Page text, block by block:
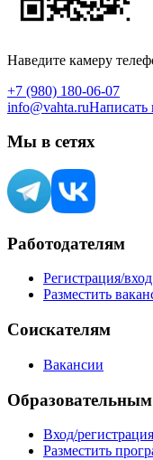
Наведите камеру
+7 (980) 180-06-07
info@vahta.ruНаписать
Мы в сетях
Работодателям
Регистрация/вход
Разместить
Соискателям
Вакансии
Вход/регистрация
Разместить